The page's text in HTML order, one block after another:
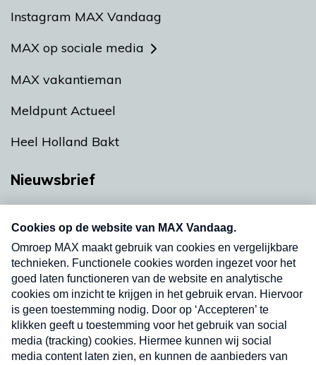
Instagram MAX Vandaag
MAX op sociale media
MAX vakantieman
Meldpunt Actueel
Heel Holland Bakt
Nieuwsbrief
nieuwsbrief. Elke vrijdag- en dinsdagochtend in
uw mailbox.
Verzend